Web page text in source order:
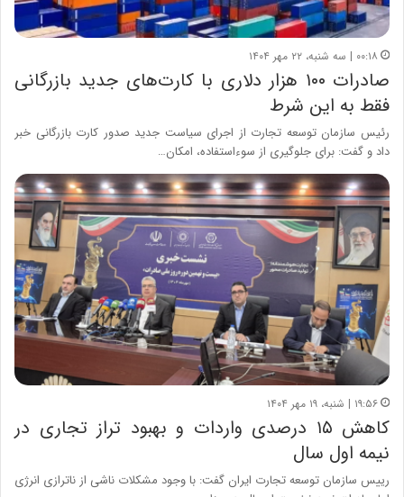
۰۰:۱۸ | سه شنبه، ۲۲ مهر ۱۴۰۴
صادرات ۱۰۰ هزار دلاری با کارت‌های جدید بازرگانی
فقط به این شرط
رئیس سازمان توسعه تجارت از اجرای سیاست جدید صدور کارت بازرگانی خبر
داد و گفت: برای جلوگیری از سوءاستفاده، امکان…
۱۹:۵۶ | شنبه، ۱۹ مهر ۱۴۰۴
کاهش ۱۵ درصدی واردات و بهبود تراز تجاری در
نیمه اول سال
رییس سازمان توسعه تجارت ایران گفت: با وجود مشکلات ناشی از ناترازی انرژی